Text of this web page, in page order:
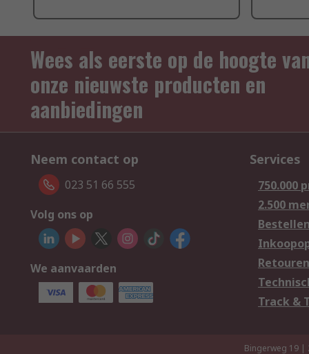
Wees als eerste op de hoogte
onze nieuwste producten en
aanbiedingen
Neem contact op
023 51 66 555
Volg ons op
We aanvaarden
Services
750.000
2.500
Bestellen
Retouren
Track &
Bingerweg 19 |